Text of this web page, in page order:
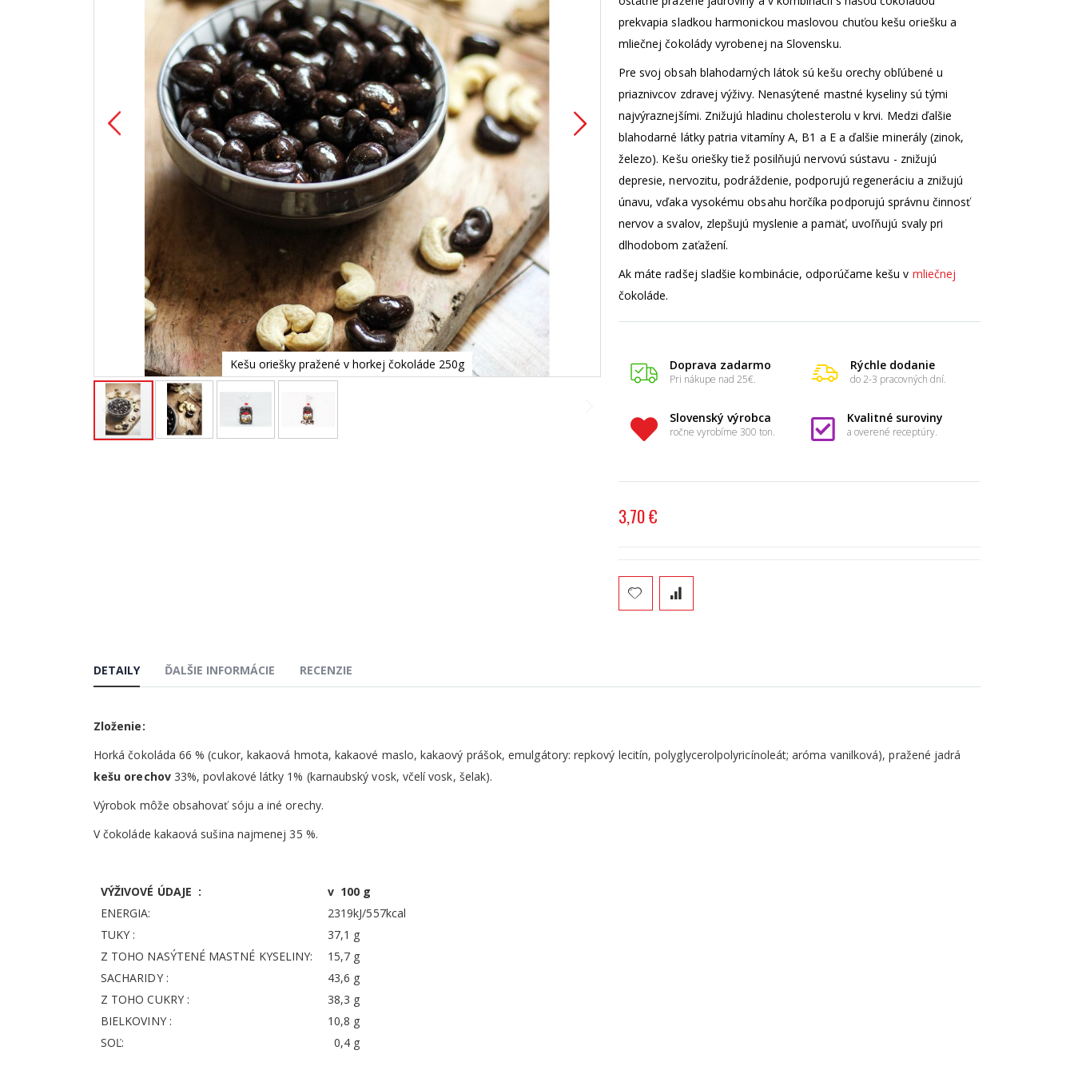
Kešu oriešky pražené v horkej čokoláde 250g Kešu oriešky pražené v horkej čokoláde 250g
prekvapia sladkou harmonickou maslovou chuťou kešu oriešku a
mliečnej čokolády vyrobenej na Slovensku.
Pre svoj obsah blahodarných látok sú kešu orechy obľúbené u
priaznivcov zdravej výživy. Nenasýtené mastné kyseliny sú tými
najvýraznejšími. Znižujú hladinu cholesterolu v krvi. Medzi ďalšie
blahodarné látky patria vitamíny A, B1 a E a ďalšie minerály (zinok,
železo). Kešu oriešky tiež posilňujú nervovú sústavu - znižujú
depresie, nervozitu, podráždenie, podporujú regeneráciu a znižujú
únavu, vďaka vysokému obsahu horčíka podporujú správnu činnosť
nervov a svalov, zlepšujú myslenie a pamäť, uvoľňujú svaly pri
dlhodobom zaťažení.
Ak máte radšej sladšie kombinácie, odporúčame kešu v mliečnej
čokoláde.
Doprava zadarmo
Pri nákupe nad 25€.
Rýchle dodanie
do 2-3 pracovných dní.
Slovenský výrobca
ročne vyrobíme 300 ton.
Kvalitné suroviny
a overené receptúry.
3,70 €
DETAILY
Zloženie:
Horká čokoláda 66 % (cukor, kakaová hmota, kakaové maslo, kakaový prášok, emulgátory: repkový lecitín, polyglycerolpolyricínoleát; aróma vanilková), pražené jadrá
kešu orechov33%, povlakové látky 1% (karnaubský vosk, včelí vosk, šelak).
Výrobok môže obsahovať sóju a iné orechy.
V čokoláde kakaová sušina najmenej 35 %.
VÝŽIVOVÉ ÚDAJE :
v 100 g
ENERGIA:
2319kJ/557kcal
TUKY :
37,1 g
Z TOHO NASÝTENÉ MASTNÉ KYSELINY:
15,7 g
SACHARIDY :
43,6 g
Z TOHO CUKRY :
38,3 g
BIELKOVINY :
10,8 g
SOĽ:
0,4 g
ĎALŠIE INFORMÁCIE RECENZIE